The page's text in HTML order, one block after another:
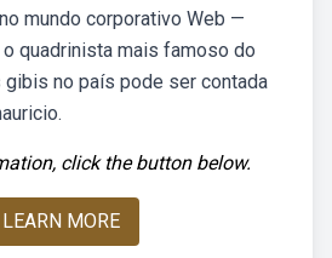
mundo corporativo Web —
quadrinista mais famoso do
no país pode ser contada
click the button below.
LEARN MORE